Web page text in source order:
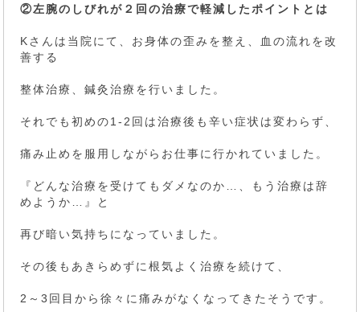
②左腕のしびれが２回の治療で軽減したポイントとは
Kさんは当院にて、お身体の歪みを整え、血の流れを改
善する
整体治療、鍼灸治療を行いました。
それでも初めの1-2回は治療後も辛い症状は変わらず、
痛み止めを服用しながらお仕事に行かれていました。
『どんな治療を受けてもダメなのか…、もう治療は辞
めようか…』と
再び暗い気持ちになっていました。
その後もあきらめずに根気よく治療を続けて、
2～3回目から徐々に痛みがなくなってきたそうです。